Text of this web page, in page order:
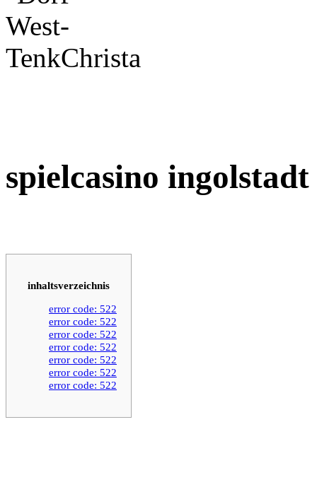
spielcasino ingolstadt
inhaltsverzeichnis
error code: 522
error code: 522
error code: 522
error code: 522
error code: 522
error code: 522
error code: 522